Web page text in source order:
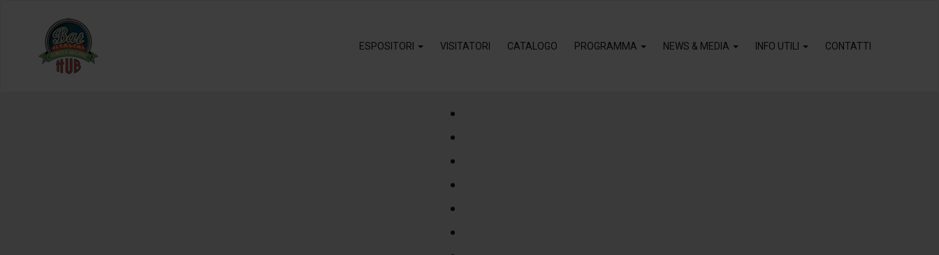
ESPOSITORI VISITATORI CATALOGO PROGRAMMA NEWS & MEDIA INFO UTILI CONTATTI